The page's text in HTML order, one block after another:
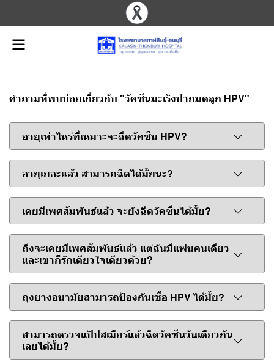
คำถามที่พบบ่อยเกี่ยวกับ "วัคซีนมะเร็งปากมดลูก HPV"
อายุเท่าไหร่ที่เหมาะจะฉีดวัคซีน HPV?
อายุเยอะแล้ว สามารถฉีดได้มั้ยนะ?
เคยมีเพศสัมพันธ์แล้ว จะยังฉีดวัคซีนได้มั้ย?
ถึงจะเคยมีเพศสัมพันธ์แล้ว แต่ฉันมีแฟนคนเดียว
และเขาก็รักเดียวใจเดียวด้วย?
ถุงยางอนามัยสามารถป้องกันเชื้อ HPV ได้มั้ย?
สามารถตรวจแป็ปสเมียร์แล้วฉีดวัคซีนวันเดียวกัน
เลยได้มั้ย?